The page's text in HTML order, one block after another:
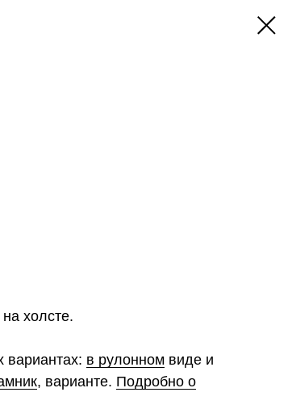
холсте.
вариантах: в рулонном виде и
, варианте. Подробно о